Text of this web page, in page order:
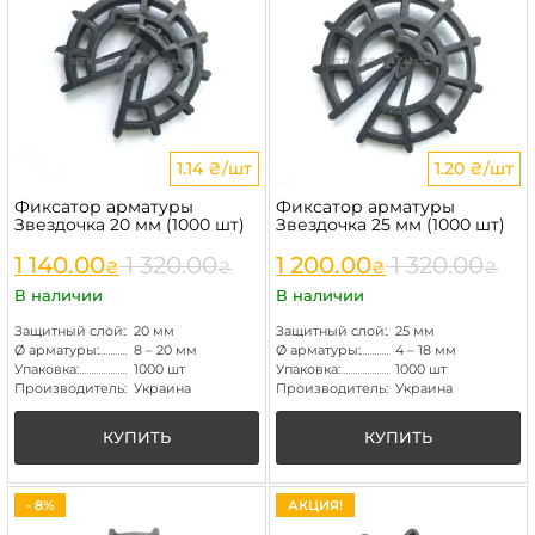
1.14 ₴/шт
Фиксатор арматуры
Звездочка 20 мм (1000 шт)
1 140.00₴ 1 320.00₴
В наличии
Защитный слой: 20 мм
Ø арматуры:
8 – 20 мм
Упаковка:
1000 шт
Производитель: Украина
КУПИТЬ
1.20 ₴/шт
Фиксатор арматуры
Звездочка 25 мм (1000 шт)
1 200.00₴ 1 320.00₴
В наличии
Защитный слой: 25 мм
Ø арматуры:
4 – 18 мм
Упаковка:
1000 шт
Производитель: Украина
КУПИТЬ
- 8% АКЦИЯ!